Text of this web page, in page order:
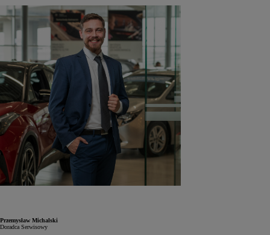
Przemysław Michalski
Doradca Serwisowy